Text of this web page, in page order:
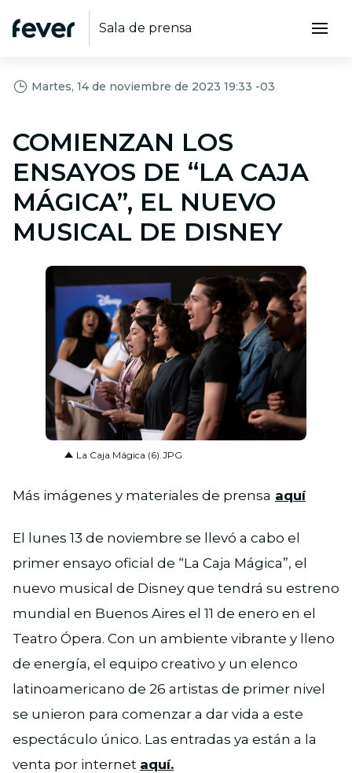
Sala de prensa
Martes, 14 de noviembre de 2023 19:33 -03
COMIENZAN LOS
ENSAYOS DE “LA CAJA
MÁGICA”, EL NUEVO
MUSICAL DE DISNEY
JPG
La Caja Mágica (6).JPG
Más imágenes y materiales de prensa aquí
El lunes 13 de noviembre se llevó a cabo el
primer ensayo oficial de “La Caja Mágica”, el
nuevo musical de Disney que tendrá su estreno
mundial en Buenos Aires el 11 de enero en el
Teatro Ópera. Con un ambiente vibrante y lleno
de energía, el equipo creativo y un elenco
latinoamericano de 26 artistas de primer nivel
se unieron para comenzar a dar vida a este
espectáculo único. Las entradas ya están a la
venta por internet aquí.